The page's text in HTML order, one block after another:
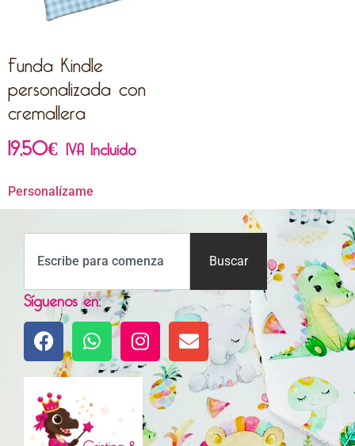
Funda Kindle
personalizada con
cremallera
19,50€ IVA Incluido
Personalízame
Buscar
Síguenos en: